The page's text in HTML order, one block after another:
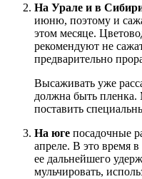
На Урале и в
июню, поэтому и
этом месяце.
рекомендуют не
предварительно
Высаживать уже
должна быть
поставить
На юге посадочные
апреле. В это время
ее дальнейшего
мульчировать,